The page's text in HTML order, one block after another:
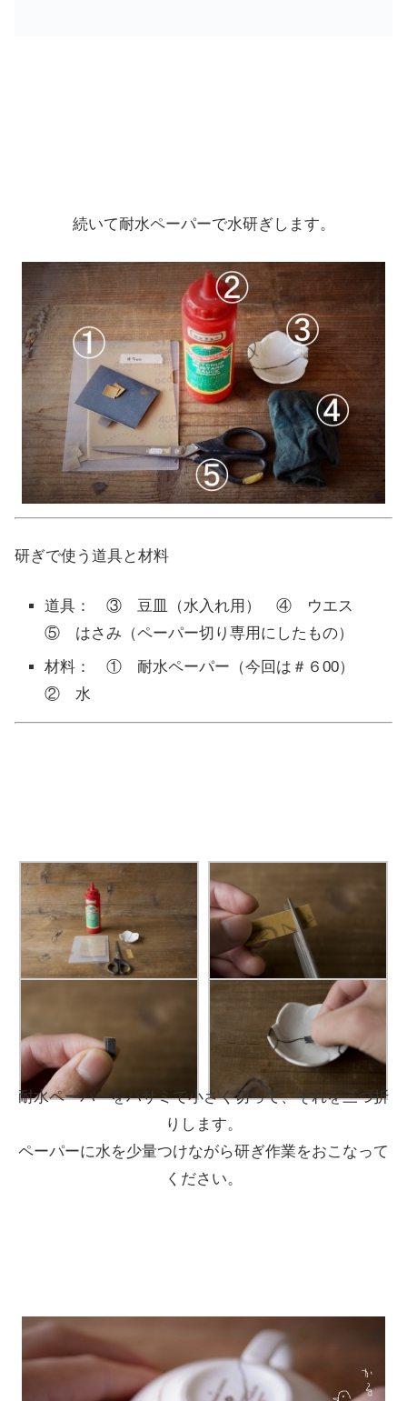
続いて耐水ペーパーで水研ぎします。
研ぎで使う道具と材料
道具： ③ 豆皿（水入れ用） ④ ウエス
⑤ はさみ（ペーパー切り専用にしたもの）
材料： ① 耐水ペーパー（今回は＃６00）
② 水
耐水ペーパーをハサミで小さく切って、それを三つ折
りします。
ペーパーに水を少量つけながら研ぎ作業をおこなって
ください。